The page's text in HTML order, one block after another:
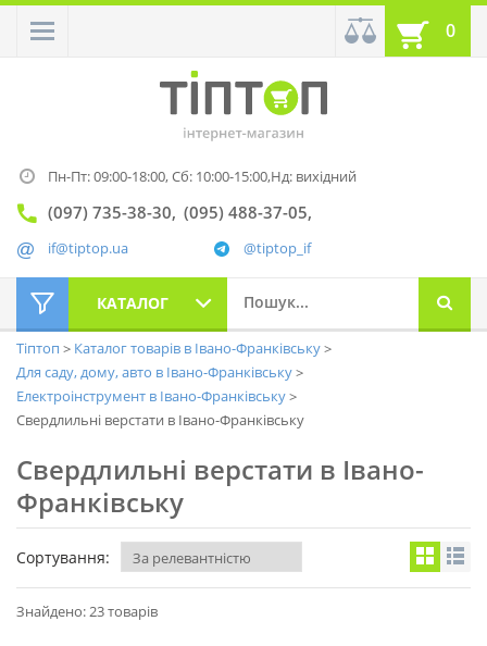
0
Пн-Пт: 09:00-18:00,Сб: 10:00-15:00,Нд: вихідний
(097) 735-38-30 (095) 488-37-05
@tiptop_if
if@tiptop.ua
КАТАЛОГ
Тіптоп
Каталог товарів в Івано-Франківську
Для саду, дому, авто в Івано-Франківську
Електроінструмент в Івано-Франківську
Свердлильні верстати в Івано-Франківську
Свердлильні верстати в Івано-
Франківську
Сортування:
Знайдено: 23 товарів